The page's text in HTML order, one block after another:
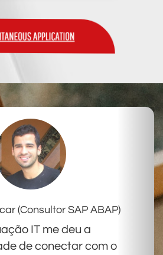
(Consultor SAP ABAP)
IT me deu a
de conectar com o